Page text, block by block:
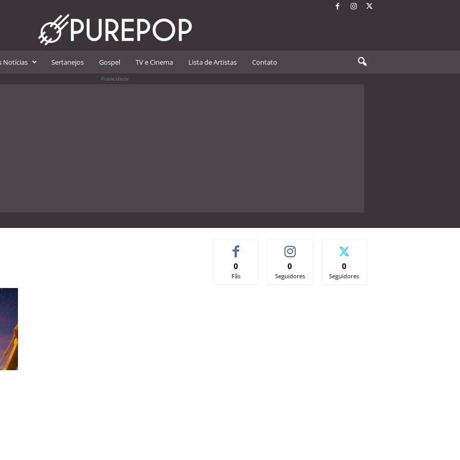
Notícias Sertanejos Gospel TV e Cinema Lista de Artistas Contato
Publicidade
0
Fãs
0
Seguidores
0
Seguidores